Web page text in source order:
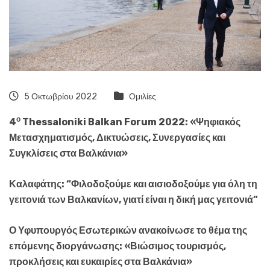
5 Οκτωβρίου 2022 Ομιλίες
4ο Thessaloniki Balkan Forum 2022: «Ψηφιακός
Μετασχηματισμός, Δικτυώσεις, Συνεργασίες και
Συγκλίσεις στα Βαλκάνια»
Καλαφάτης: “Φιλοδοξούμε και αισιοδοξούμε για όλη τη
γειτονιά των Βαλκανίων, γιατί είναι η δική μας γειτονιά”
Ο Υφυπουργός Εσωτερικών ανακοίνωσε το θέμα της
επόμενης διοργάνωσης: «Βιώσιμος τουρισμός,
προκλήσεις και ευκαιρίες στα Βαλκάνια»